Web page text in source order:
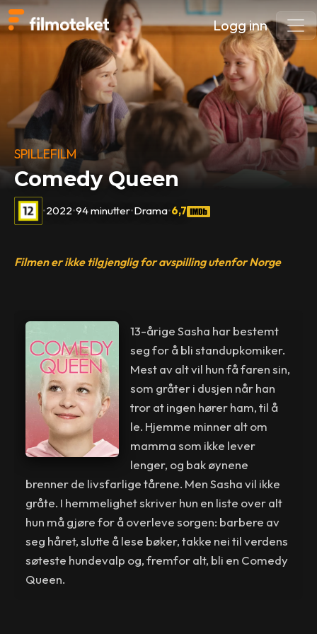
Logg inn
SPILLEFILM
Comedy Queen
•2022•94 minutter•Drama•6,7
Filmen er ikke tilgjenglig for avspilling utenfor Norge
13-årige Sasha har bestemt
seg for å bli standupkomiker.
Mest av alt vil hun få faren sin,
som gråter i dusjen når han
tror at ingen hører ham, til å
le. Hjemme minner alt om
mamma som ikke lever
lenger, og bak øynene
brenner de livsfarlige tårene. Men Sasha vil ikke
gråte. I hemmelighet skriver hun en liste over alt
hun må gjøre for å overleve sorgen: barbere av
seg håret, slutte å lese bøker, takke nei til verdens
søteste hundevalp og, fremfor alt, bli en Comedy
Queen.